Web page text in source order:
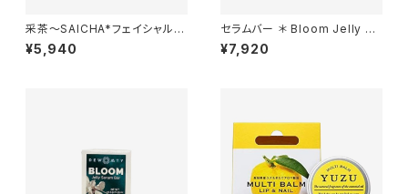
采茶～SAICHA*フェイシャルオ
イル*20ml
¥5,940
セラムバー ＊ Bloom Jelly Se
rum Bar by Dew Mighty＊
¥7,920